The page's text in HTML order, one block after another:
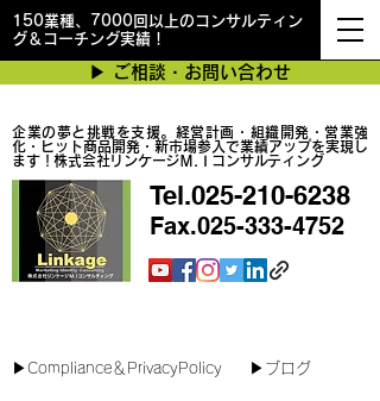
150業種、7000回以上のコンサルティン
グ＆コーチング実績！
企業の夢と挑戦を支援。経営計画・組織開発・営業強
化・ヒット商品開発・新市場参入で業績アップを実現し
ます！株式会社リンケージＭ.Ｉコンサルティング
▶︎ ご相談・お問い合わせ
Tel.025-210-6238
Fax.025-333-4752
▶︎Compliance＆PrivacyPolicy ▶︎ブログ